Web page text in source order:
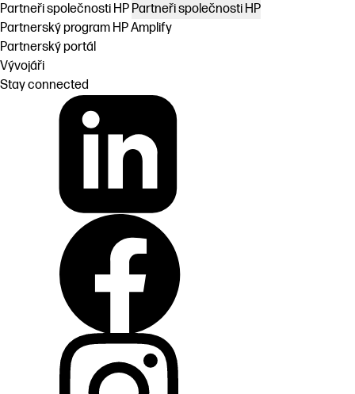
Partneři společnosti HP Partneři společnosti HP
Partnerský program HP Amplify
Partnerský portál
Vývojáři
Stay connected